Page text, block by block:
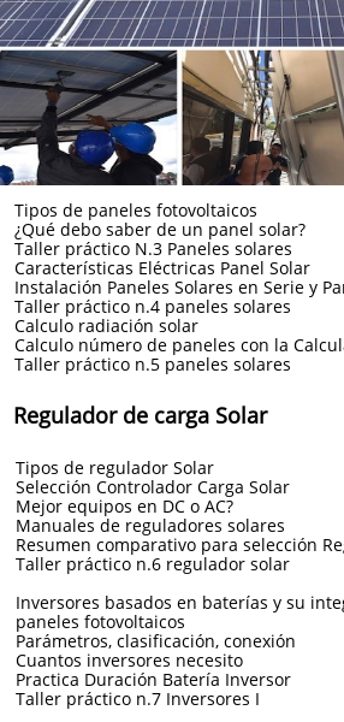
Tipos de paneles fotovoltaicos
¿Qué debo saber de un panel solar?
Taller práctico N.3 Paneles solares
Características Eléctricas Panel Solar
Instalación Paneles Solares en Serie y
Taller práctico n.4 paneles solares
Calculo radiación solar
Calculo número de paneles con la
Taller práctico n.5 paneles solares
Regulador de carga Solar
Tipos de regulador Solar
Selección Controlador Carga Solar
Mejor equipos en DC o AC?
Manuales de reguladores solares
Resumen comparativo para selección
Taller práctico n.6 regulador solar
Inversores basados en baterías y su
paneles fotovoltaicos
Parámetros, clasificación, conexión
Cuantos inversores necesito
Practica Duración Batería Inversor
Taller práctico n.7 Inversores I​